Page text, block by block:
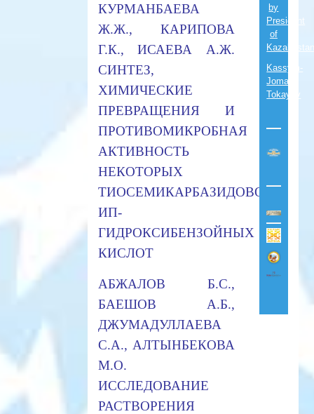
КУРМАНБАЕВА
Ж.Ж., КАРИПОВА
Г.К., ИСАЕВА А.Ж.
СИНТЕЗ,
ХИМИЧЕСКИЕ
ПРЕВРАЩЕНИЯ И
ПРОТИВОМИКРОБНАЯ
АКТИВНОСТЬ
НЕКОТОРЫХ
ТИОСЕМИКАРБАЗИДОВО-
ИП-
ГИДРОКСИБЕНЗОЙНЫХ
КИСЛОТ
АБЖАЛОВ Б.С.,
БАЕШОВ А.Б.,
ДЖУМАДУЛЛАЕВА
С.А., АЛТЫНБЕКОВА
М.О.
ИССЛЕДОВАНИЕ
РАСТВОРЕНИЯ
by
President
of
Kassym-
Jomart
Tokayev